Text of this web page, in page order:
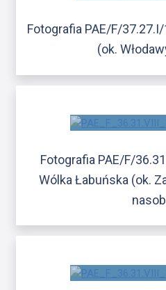
Fotografia PAE/F/
(ok.
Fotografia PAE/F/
Wólka Łabuńska (ok.